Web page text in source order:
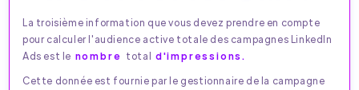
La troisième information que vous devez prendre en compte
pour calculer l'audience active totale des campagnes LinkedIn
Ads est le nombre total d'impressions.
Cette donnée est fournie par le gestionnaire de la campagne